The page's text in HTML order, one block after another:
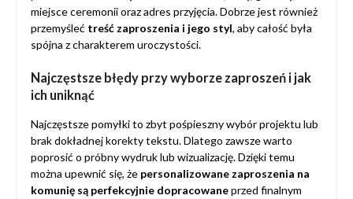
miejsce ceremonii oraz adres przyjęcia. Dobrze jest również
przemyśleć treść zaproszenia i jego styl, aby całość była
spójna z charakterem uroczystości.
Najczęstsze błędy przy wyborze zaproszeń i jak
ich uniknąć
Najczęstsze pomyłki to zbyt pośpieszny wybór projektu lub
brak dokładnej korekty tekstu. Dlatego zawsze warto
poprosić o próbny wydruk lub wizualizację. Dzięki temu
można upewnić się, że personalizowane zaproszenia na
komunię są perfekcyjnie dopracowaneprzed finalnym